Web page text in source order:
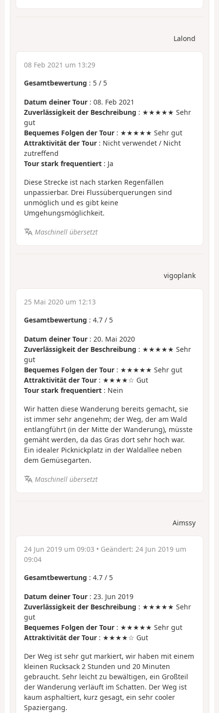
Lalond
08 Feb 2021 um 13:29
Gesamtbewertung : 5 / 5
Datum deiner Tour : 08. Feb 2021
Zuverlässigkeit der Beschreibung : ★★★★★ Sehr
gut
Bequemes Folgen der Tour : ★★★★★ Sehr gut
Attraktivität der Tour : Nicht verwendet / Nicht
zutreffend
Tour stark frequentiert : Ja
Diese Strecke ist nach starken Regenfällen
unpassierbar. Drei Flussüberquerungen sind
unmöglich und es gibt keine
Umgehungsmöglichkeit.
Maschinell übersetzt
vigoplank
25 Mai 2020 um 12:13
Gesamtbewertung : 4.7 / 5
Datum deiner Tour : 20. Mai 2020
Zuverlässigkeit der Beschreibung : ★★★★★ Sehr
gut
Bequemes Folgen der Tour : ★★★★★ Sehr gut
Attraktivität der Tour : ★★★★☆ Gut
Tour stark frequentiert : Nein
Wir hatten diese Wanderung bereits gemacht, sie
ist immer sehr angenehm; der Weg, der am Wald
entlangführt (in der Mitte der Wanderung), müsste
gemäht werden, da das Gras dort sehr hoch war.
Ein idealer Picknickplatz in der Waldallee neben
dem Gemüsegarten.
Maschinell übersetzt
Aimssy
24 Jun 2019 um 09:03 • Geändert: 24 Jun 2019 um
09:04
Gesamtbewertung : 4.7 / 5
Datum deiner Tour : 23. Jun 2019
Zuverlässigkeit der Beschreibung : ★★★★★ Sehr
gut
Bequemes Folgen der Tour : ★★★★★ Sehr gut
Attraktivität der Tour : ★★★★☆ Gut
Der Weg ist sehr gut markiert, wir haben mit einem
kleinen Rucksack 2 Stunden und 20 Minuten
gebraucht. Sehr leicht zu bewältigen, ein Großteil
der Wanderung verläuft im Schatten. Der Weg ist
kaum asphaltiert, kurz gesagt, ein sehr cooler
Spaziergang.